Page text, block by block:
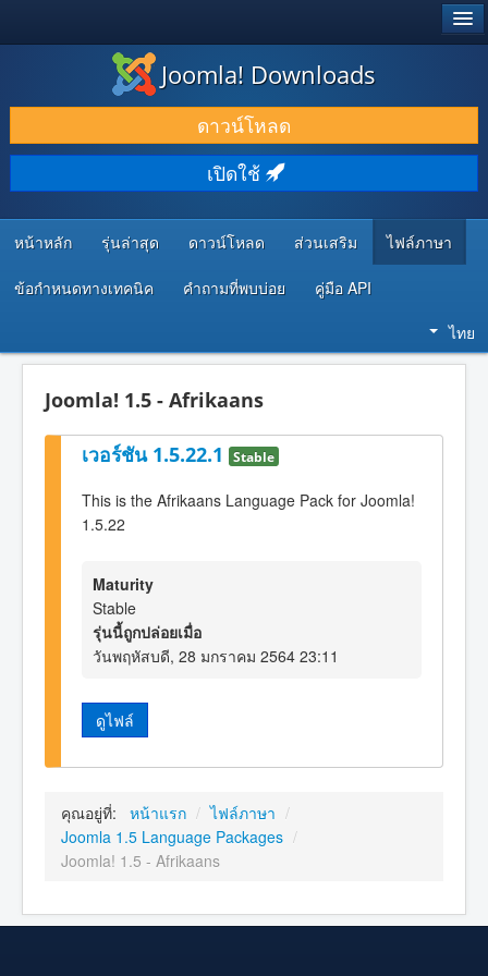
ดาวน์โหลด & ส่วนเสริม
ค้นคว้า & เรียนรู้
ชุมชน & สนับสนุน
ทรัพยากรสำหรับนักพัฒนา
Joomla! Downloads
ดาวน์โหลด
เปิดใช้
หน้าหลัก รุ่นล่าสุด ดาวน์โหลด ส่วนเสริม ไฟล์ภาษา
ข้อกำหนดทางเทคนิค คำถามที่พบบ่อย คู่มือ API
ไทย
Joomla! 1.5 - Afrikaans
เวอร์ชัน 1.5.22.1 Stable
This is the Afrikaans Language Pack for Joomla!
1.5.22
Maturity
Stable
รุ่นนี้ถูกปล่อยเมื่อ
วันพฤหัสบดี, 28 มกราคม 2564 23:11
ดูไฟล์
คุณอยู่ที่: หน้าแรก / ไฟล์ภาษา /
Joomla 1.5 Language Packages /
Joomla! 1.5 - Afrikaans